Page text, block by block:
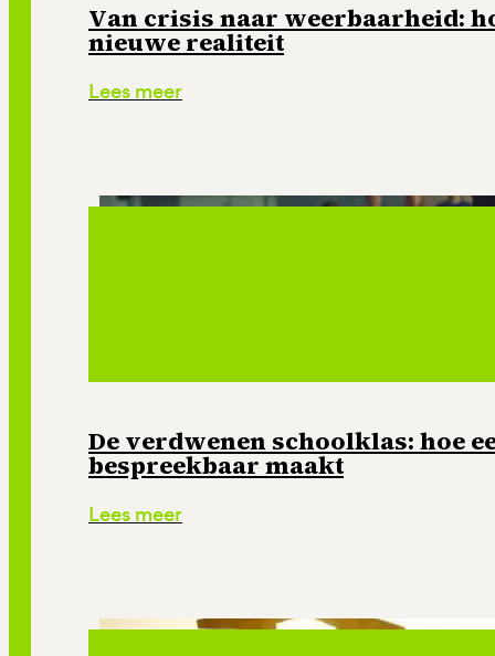
Van crisis naar weerbaarheid:
nieuwe realiteit
Lees meer
De verdwenen schoolklas: hoe
bespreekbaar maakt
Lees meer